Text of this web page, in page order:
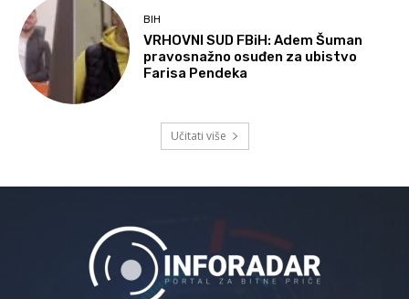
BIH
VRHOVNI SUD FBiH: Adem Šuman
pravosnažno osuđen za ubistvo
Farisa Pendeka
Učitati više